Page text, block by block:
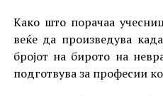
Како што порачаа
веќе да произведува
бројот на бирото на
подготвува за професии